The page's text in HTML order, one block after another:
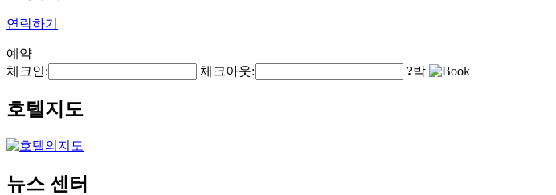
연락하기
예약
체크인:
체크아웃: ?박
호텔지도
뉴스 센터